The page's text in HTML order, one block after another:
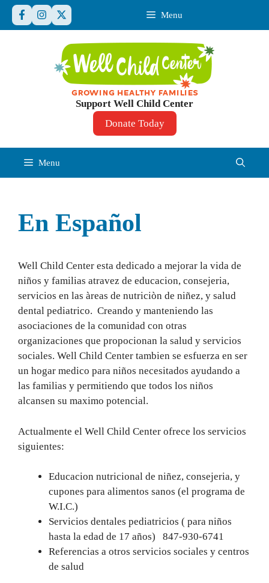
Skip
Menu
Support Well Child Center
Donate Today
Menu
En Español
Well Child Center esta dedicado a mejorar la vida de
niños y familias atravez de educacion, consejeria,
servicios en las àreas de nutriciòn de niñez, y salud
dental pediatrico. Creando y manteniendo las
asociaciones de la comunidad con otras
organizaciones que propocionan la salud y servicios
sociales. Well Child Center tambien se esfuerza en ser
un hogar medico para niños necesitados ayudando a
las familias y permitiendo que todos los niños
alcansen su maximo potencial.
Actualmente el Well Child Center ofrece los servicios
siguientes:
Educacion nutricional de niñez, consejeria, y
cupones para alimentos sanos (el programa de
W.I.C.)
Servicios dentales pediatricios ( para niños
hasta la edad de 17 años) 847-930-6741
Referencias a otros servicios sociales y centros
de salud